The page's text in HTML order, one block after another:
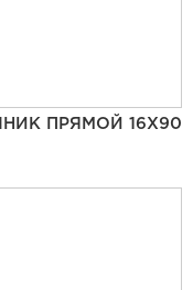
ПРЯМОЙ 16Х90